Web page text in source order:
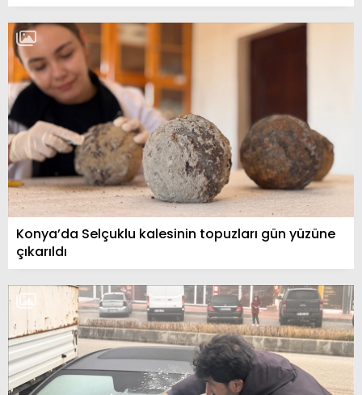
Konya’da Selçuklu kalesinin topuzları gün yüzüne
çıkarıldı